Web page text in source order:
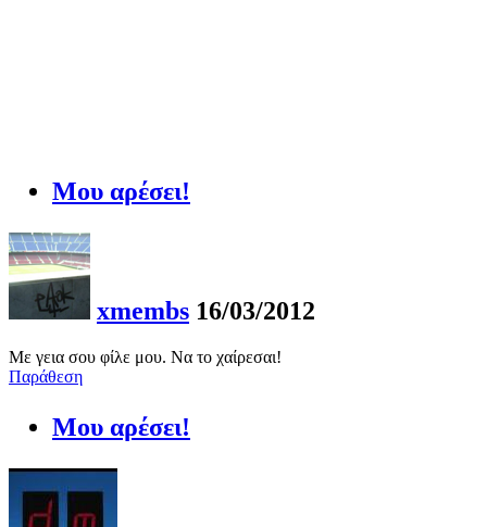
Μου αρέσει!
xmembs 16/03/2012
Με γεια σου φίλε μου. Να το χαίρεσαι!
Παράθεση
Μου αρέσει!